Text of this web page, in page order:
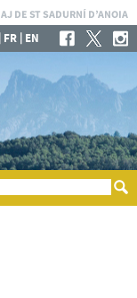
| FR | EN